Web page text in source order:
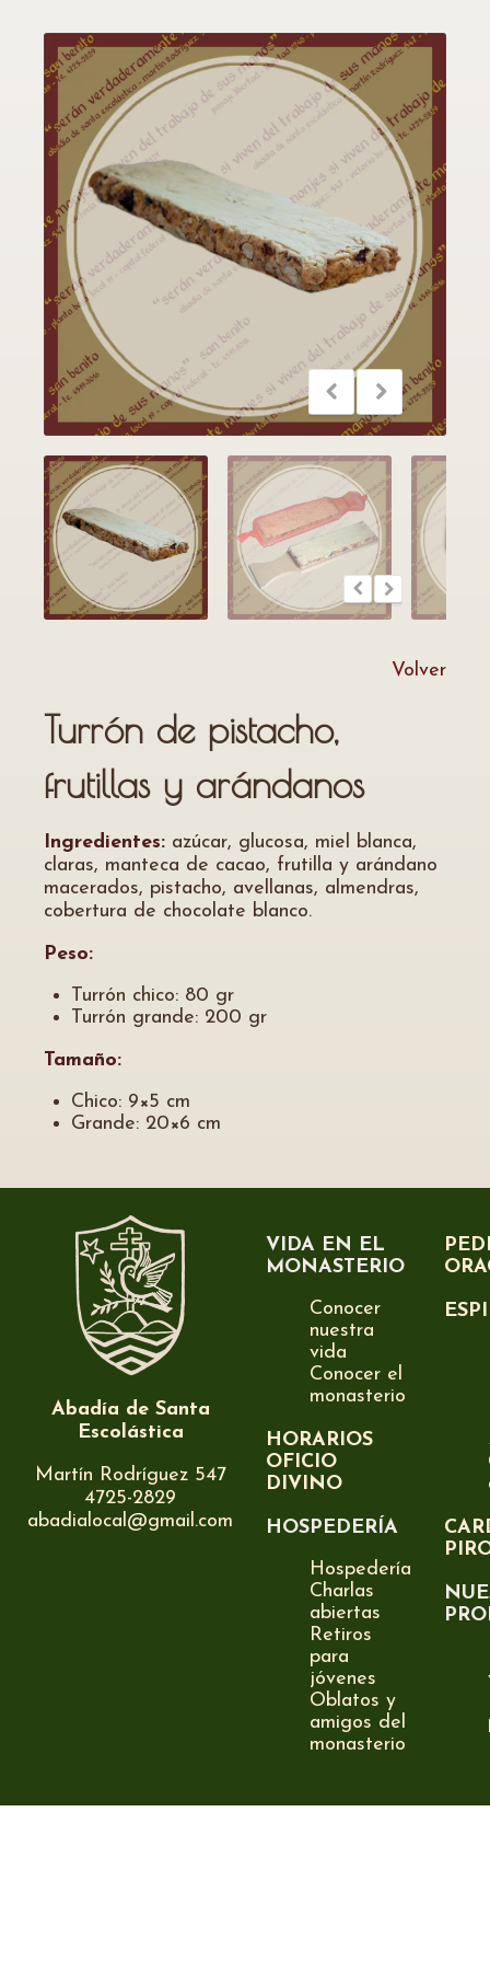
Volver
Turrón de pistacho,
frutillas y arándanos
Ingredientes: azúcar, glucosa, miel blanca,
claras, manteca de cacao, frutilla y arándano
macerados, pistacho, avellanas, almendras,
cobertura de chocolate blanco.
Peso:
Turrón chico: 80 gr
Turrón grande: 200 gr
Tamaño:
Chico: 9×5 cm
Grande: 20×6 cm
Abadía de Santa
Escolástica
Martín Rodríguez 547
4725-2829
abadialocal@gmail.com
VIDA EN EL
MONASTERIO
Conocer
nuestra
vida
Conocer el
monasterio
HORARIOS
OFICIO
DIVINO
HOSPEDERÍA
Hospedería
Charlas
abiertas
Retiros
para
jóvenes
Oblatos y
amigos del
monasterio